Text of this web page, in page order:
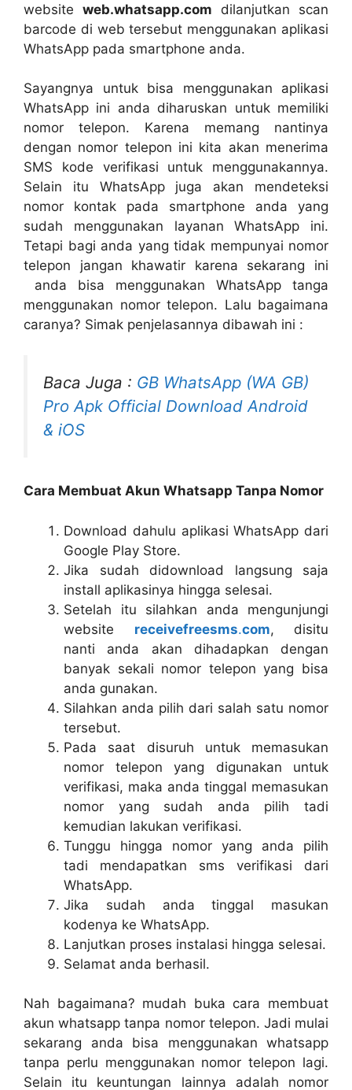
websiteweb.whatsapp.com dilanjutkan scan
barcode di web tersebut menggunakan aplikasi
WhatsApp pada smartphone anda.
Sayangnya untuk bisa menggunakan aplikasi
WhatsApp ini anda diharuskan untuk memiliki
nomor telepon. Karena memang nantinya
dengan nomor telepon ini kita akan menerima
SMS kode verifikasi untuk menggunakannya.
Selain itu WhatsApp juga akan mendeteksi
nomor kontak pada smartphone anda yang
sudah menggunakan layanan WhatsApp ini.
Tetapi bagi anda yang tidak mempunyai nomor
telepon jangan khawatir karena sekarang ini
anda bisa menggunakan WhatsApp tanga
menggunakan nomor telepon. Lalu bagaimana
caranya? Simak penjelasannya dibawah ini :
Baca Juga : GB WhatsApp (WA GB)
Pro Apk Official Download Android
& iOS
Cara Membuat Akun Whatsapp Tanpa Nomor
Download dahulu aplikasi WhatsApp dari
Google Play Store.
Jika sudah didownload langsung saja
install aplikasinya hingga selesai.
Setelah itu silahkan anda mengunjungi
website receivefreesms.com, disitu
nanti anda akan dihadapkan dengan
banyak sekali nomor telepon yang bisa
anda gunakan.
Silahkan anda pilih dari salah satu nomor
tersebut.
Pada saat disuruh untuk memasukan
nomor telepon yang digunakan untuk
verifikasi, maka anda tinggal memasukan
nomor yang sudah anda pilih tadi
kemudian lakukan verifikasi.
Tunggu hingga nomor yang anda pilih
tadi mendapatkan sms verifikasi dari
WhatsApp.
Jika sudah anda tinggal masukan
kodenya ke WhatsApp.
Lanjutkan proses instalasi hingga selesai.
Selamat anda berhasil.
Nah bagaimana? mudah buka cara membuat
akun whatsapp tanpa nomor telepon. Jadi mulai
sekarang anda bisa menggunakan whatsapp
tanpa perlu menggunakan nomor telepon lagi.
Selain itu keuntungan lainnya adalah nomor